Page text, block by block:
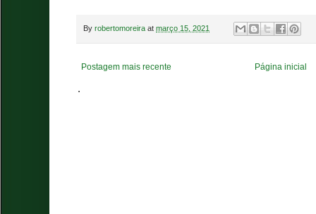
By robertomoreira at março 15, 2021
Postagem mais recente Página inicial
.